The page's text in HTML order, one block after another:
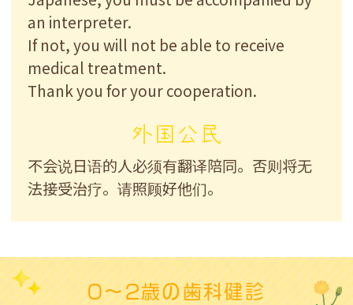
an interpreter.
If not, you will not be able to receive
medical treatment.
Thank you for your cooperation.
外国公民
不会说日语的人必须有翻译陪同。否则将无
法接受治疗。请照顾好他们。
0～2歳の歯科健診